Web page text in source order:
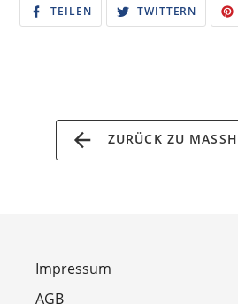
TEILENAUF
FACEBOOK
TEILEN
TWITTERN
ZURÜCK ZU
Impressum
AGB